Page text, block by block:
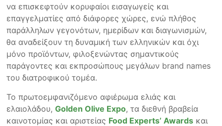
να επισκεφτούν κορυφαίοι εισαγωγείς και
επαγγελματίες από διάφορες χώρες, ενώ πλήθος
παράλληλων γεγονότων, ημερίδων και διαγωνισμών,
θα αναδείξουν τη δυναμική των ελληνικών και όχι
μόνο προϊόντων, φιλοξενώντας σημαντικούς
παράγοντες και εκπροσώπους μεγάλων brand names
του διατροφικού τομέα.
Το πρωτοεμφανιζόμενο αφιέρωμα ελιάς και
ελαιολάδου,Golden Olive Expo, τα διεθνή βραβεία
καινοτομίας και αριστείας Food Experts’ Awards και